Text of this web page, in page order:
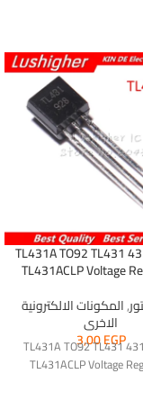
TL431A TO92 TL431
TL431ACLP Voltage
,المكونات الالكترونية
الاخرى
3,00EGP
TL431A TO92 TL431
TL431ACLP Voltage